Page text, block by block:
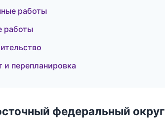
работы
работы
перепланировка
федеральный округ